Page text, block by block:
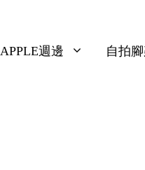
APPLE週邊 自拍